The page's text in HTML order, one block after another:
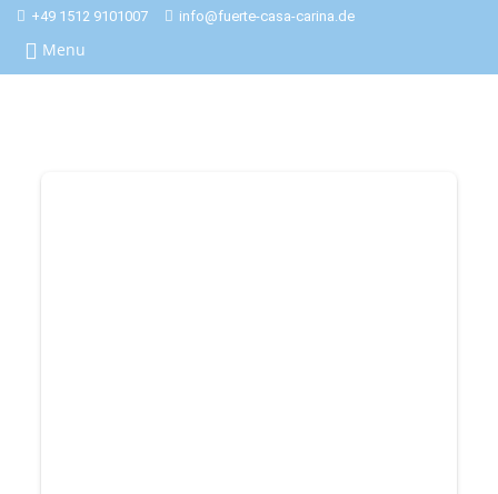
+49 1512 9101007 info@fuerte-casa-carina.de
Menu